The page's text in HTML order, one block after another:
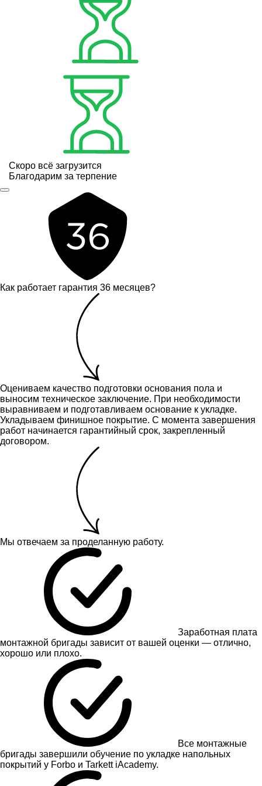
Скоро всё загрузится
Благодарим за терпение
Как работает гарантия 36 месяцев?
Оцениваем качество подготовки основания пола и
выносим техническое заключение. При необходимости
выравниваем и подготавливаем основание к укладке.
Укладываем финишное покрытие. С момента завершения
работ начинается гарантийный срок, закрепленный
договором.
Мы отвечаем за проделанную работу.
Заработная плата
монтажной бригады зависит от вашей оценки — отлично,
хорошо или плохо.
Все монтажные
бригады завершили обучение по укладке напольных
покрытий у Forbo и Tarkett iAcademy.